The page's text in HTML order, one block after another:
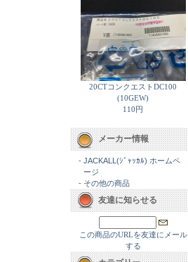
20CTコンクエストDC100
(10GEW)
110円
メーカー情報
- JACKALL(ｼﾞｬｯｶﾙ) ホームペ
ージ
- その他の商品
友達に知らせる
この商品のURLを友達にメール
する